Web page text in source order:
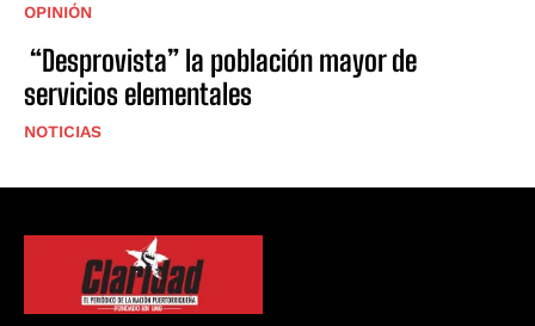
OPINIÓN
“Desprovista” la población mayor de
servicios elementales
NOTICIAS